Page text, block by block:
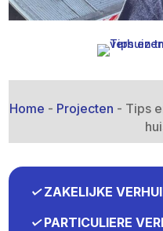
Home - Projecten - Tips
✓ZAKELIJKE
✓PARTICULIERE